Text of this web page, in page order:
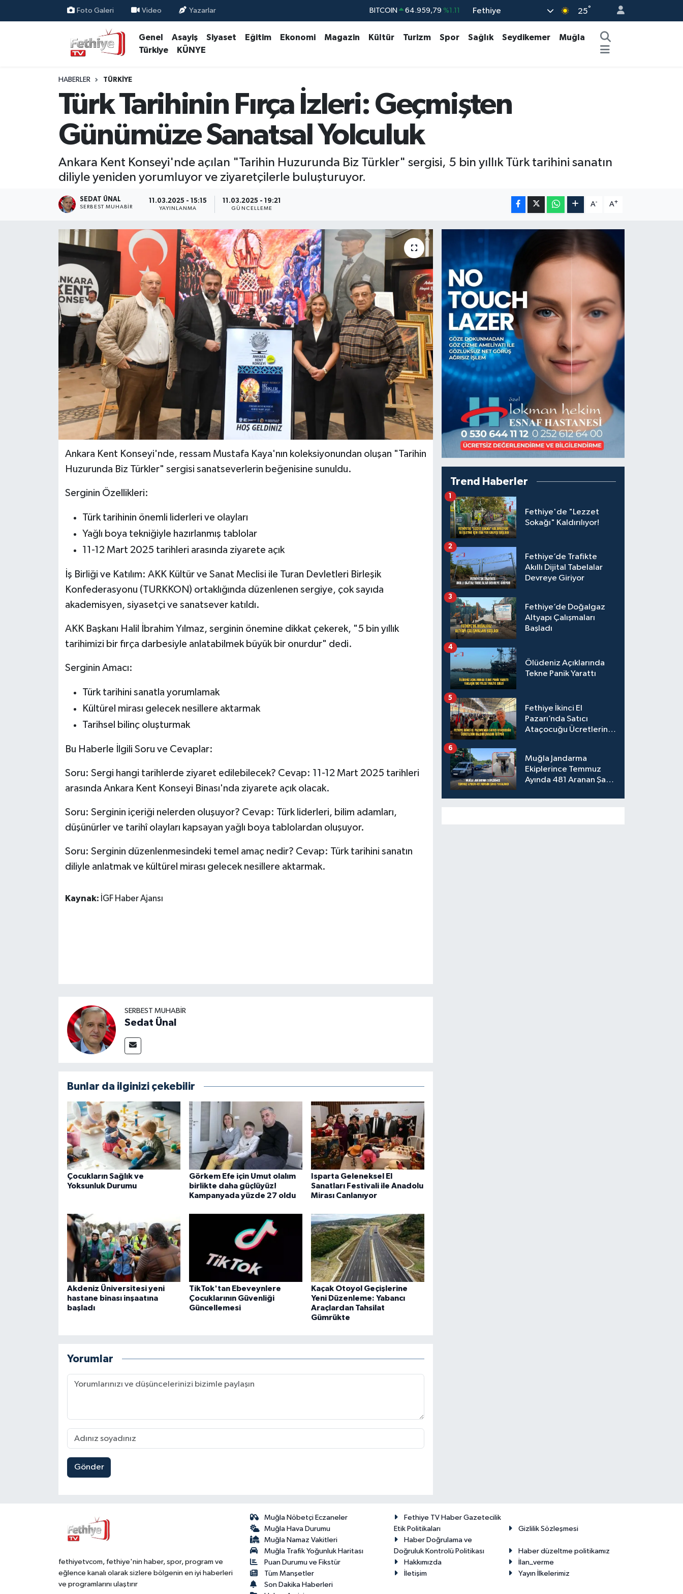
Foto Galeri Video Yazarlar BITCOIN 64.959,79 %1.11
BİST100 13.779 %-14
Fethiye 25°
Genel Asayiş Siyaset Eğitim Ekonomi Magazin Kültür Turizm Spor Sağlık Seydikemer
Muğla
Türkiye
KÜNYE
HABERLER TÜRKIYE
Türk Tarihinin Fırça İzleri: Geçmişten
Günümüze Sanatsal Yolculuk
Ankara Kent Konseyi'nde açılan "Tarihin Huzurunda Biz Türkler" sergisi, 5 bin yıllık Türk tarihini sanatın
diliyle yeniden yorumluyor ve ziyaretçilerle buluşturuyor.
SEDAT ÜNAL
SERBEST MUHABIR
11.03.2025 - 15:15
YAYINLANMA
11.03.2025 - 19:21
GÜNCELLEME
A- A+
Ankara Kent Konseyi'nde, ressam Mustafa Kaya'nın koleksiyonundan oluşan "Tarihin
Huzurunda Biz Türkler" sergisi sanatseverlerin beğenisine sunuldu.
Serginin Özellikleri:
Türk tarihinin önemli liderleri ve olayları
Yağlı boya tekniğiyle hazırlanmış tablolar
11-12 Mart 2025 tarihleri arasında ziyarete açık
İş Birliği ve Katılım: AKK Kültür ve Sanat Meclisi ile Turan Devletleri Birleşik
Konfederasyonu (TURKKON) ortaklığında düzenlenen sergiye, çok sayıda
akademisyen, siyasetçi ve sanatsever katıldı.
AKK Başkanı Halil İbrahim Yılmaz, serginin önemine dikkat çekerek, "5 bin yıllık
tarihimizi bir fırça darbesiyle anlatabilmek büyük bir onurdur" dedi.
Serginin Amacı:
Türk tarihini sanatla yorumlamak
Kültürel mirası gelecek nesillere aktarmak
Tarihsel bilinç oluşturmak
Bu Haberle İlgili Soru ve Cevaplar:
Soru: Sergi hangi tarihlerde ziyaret edilebilecek? Cevap: 11-12 Mart 2025 tarihleri
arasında Ankara Kent Konseyi Binası'nda ziyarete açık olacak.
Soru: Serginin içeriği nelerden oluşuyor? Cevap: Türk liderleri, bilim adamları,
düşünürler ve tarihî olayları kapsayan yağlı boya tablolardan oluşuyor.
Soru: Serginin düzenlenmesindeki temel amaç nedir? Cevap: Türk tarihini sanatın
diliyle anlatmak ve kültürel mirası gelecek nesillere aktarmak.
Kaynak: İGF Haber Ajansı
SERBEST MUHABIR
Sedat Ünal
Bunlar da ilginizi çekebilir
Çocukların Sağlık ve
Yoksunluk Durumu
Görkem Efe için Umut olalım
birlikte daha güçlüyüz!
Kampanyada yüzde 27 oldu
Isparta Geleneksel El
Sanatları Festivali ile Anadolu
Mirası Canlanıyor
Akdeniz Üniversitesi yeni
hastane binası inşaatına
başladı
TikTok'tan Ebeveynlere
Çocuklarının Güvenliği
Güncellemesi
Kaçak Otoyol Geçişlerine
Yeni Düzenleme: Yabancı
Araçlardan Tahsilat
Gümrükte
Yorumlar
Gönder
Trend Haberler
Fethiye'de "Lezzet
Sokağı" Kaldırılıyor!
1
Fethiye’de Trafikte
Akıllı Dijital Tabelalar
Devreye Giriyor
2
Fethiye’de Doğalgaz
Altyapı Çalışmaları
Başladı
3
Ölüdeniz Açıklarında
Tekne Panik Yarattı
4
Fethiye İkinci El
Pazarı’nda Satıcı
Ataçocuğu Ücretlerin
5
Muğla Jandarma
Ekiplerince Temmuz
Ayında 481 Aranan Şahıs
6
fethiyetvcom, fethiye'nin haber, spor, program ve
eğlence kanalı olarak sizlere bölgenin en iyi haberleri
ve programlarını ulaştırır
Muğla Nöbetçi Eczaneler
Muğla Hava Durumu
Muğla Namaz Vakitleri
Muğla Trafik Yoğunluk Haritası
Puan Durumu ve Fikstür
Tüm Manşetler
Son Dakika Haberleri
Fethiye TV Haber Gazetecilik
Etik Politikaları
Gizlilik Sözleşmesi
Haber Doğrulama ve
Doğruluk Kontrolü Politikası
Haber düzeltme politikamız
Hakkımızda
İlan_verme
İletişim
Yayın İlkelerimiz
Ekonomi
Muğla Nöbetçi Eczaneler
Muğla Trafik Yoğunluk Haritası
Süper Lig Puan Durumu ve Fikstür
Tüm Manşetler
Son Dakika Haberleri